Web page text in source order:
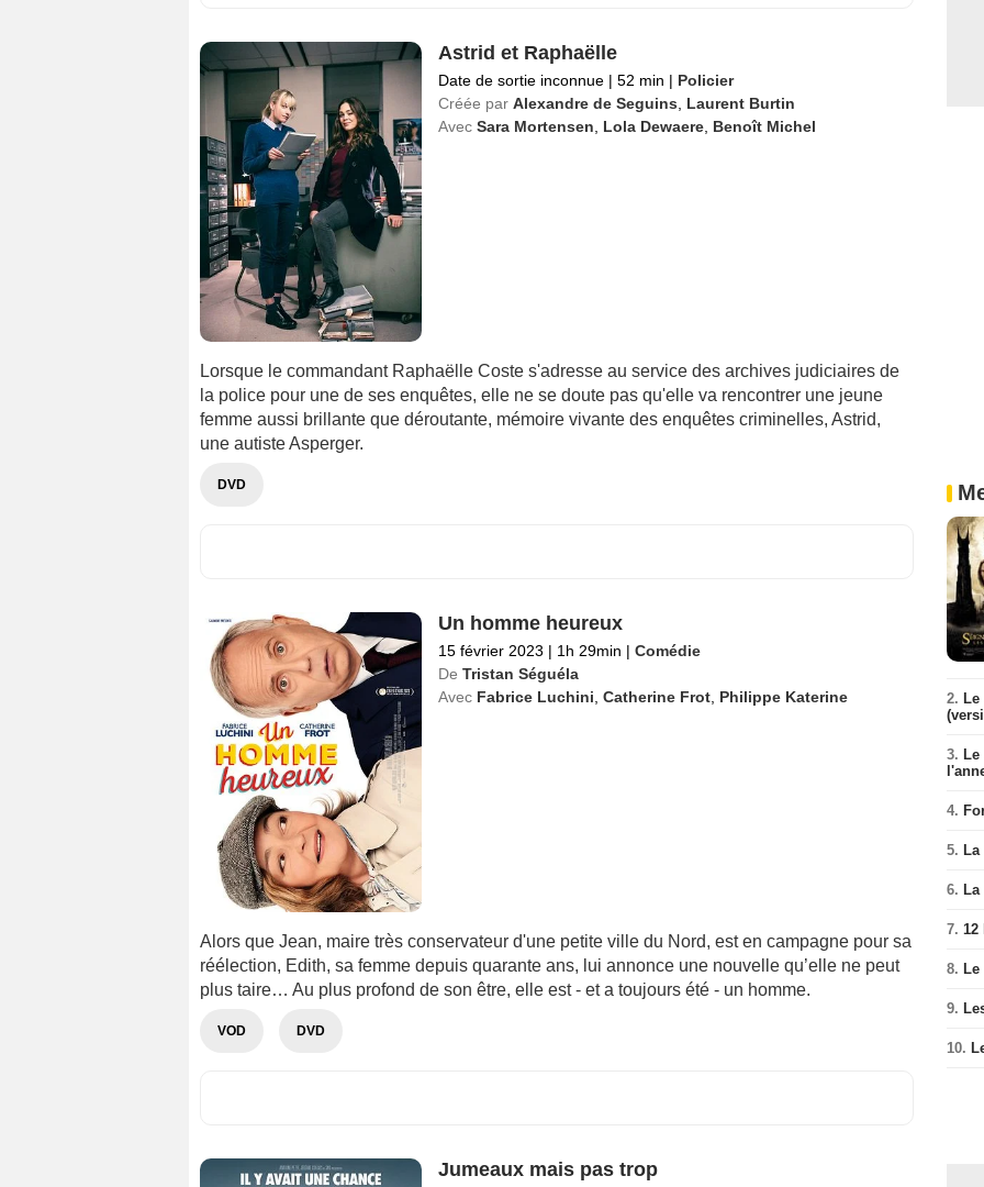
Astrid et Raphaëlle
Date de sortie inconnue | 52 min | Policier
Créée par Alexandre de Seguins
Laurent Burtin
Avec Sara Mortensen Lola Dewaere, Benoît Michel
Lorsque le commandant Raphaëlle Coste s'adresse au service des archives judiciaires de
la police pour une de ses enquêtes, elle ne se doute pas qu'elle va rencontrer une jeune
femme aussi brillante que déroutante, mémoire vivante des enquêtes criminelles, Astrid,
une autiste Asperger.
DVD
Un homme heureux
15 février 2023 | 1h 29min | Comédie
De Tristan Séguéla
Avec Fabrice Luchini Catherine Frot, Philippe Katerine
Alors que Jean, maire très conservateur d'une petite ville du Nord, est en campagne pour sa
réélection, Edith, sa femme depuis quarante ans, lui annonce une nouvelle qu’elle ne peut
plus taire… Au plus profond de son être, elle est - et a toujours été - un homme.
VOD DVD
Jumeaux mais pas trop
2.
3.
4.
5.
6.
7. 12
8.
9.
10.